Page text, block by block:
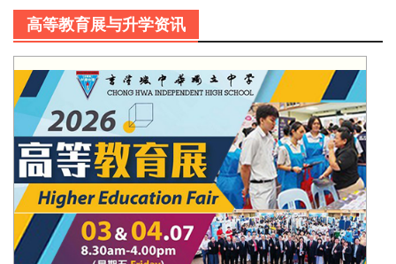
高等教育展与升学资讯